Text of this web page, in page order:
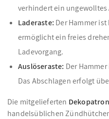
verhindert ein ungewolltes
Laderaste: Der Hammer
ermöglicht ein freies
Ladevorgang.
Auslöseraste: Der
Das Abschlagen erfolgt
Die mitgelieferten
handelsüblichen